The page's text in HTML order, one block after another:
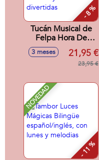
- 8 %
Tucán Musical de
Felpa Hora De
Pasear, con luces,
canciones,
melodías, sonidos y
3 meses 21,95 €
23,95 €
NOVEDAD
- 11 %